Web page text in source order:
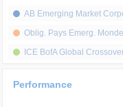
AB Emerging Market
Oblig. Pays Emerg. Monde
ICE BofA Global
Performance